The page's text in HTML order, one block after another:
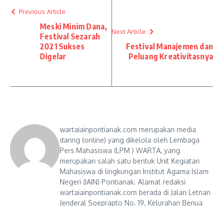
Previous Article
Meski Minim Dana,
Festival Sezarah
2021 Sukses
Digelar
Next Article
Festival Manajemen dan
Peluang Kreativitasnya
wartaiainpontianak.com merupakan media
daring (online) yang dikelola oleh Lembaga
Pers Mahasiswa (LPM ) WARTA, yang
merupakan salah satu bentuk Unit Kegiatan
Mahasiswa di lingkungan Institut Agama Islam
Negeri (IAIN) Pontianak. Alamat redaksi
wartaiainpontianak.com berada di Jalan Letnan
Jenderal Soeprapto No. 19, Kelurahan Benua